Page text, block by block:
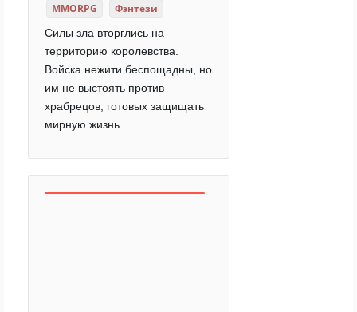
MMORPG
Фэнтези
Силы зла вторглись на
территорию королевства.
Войска нежити беспощадны, но
им не выстоять против
храбрецов, готовых защищать
мирную жизнь.